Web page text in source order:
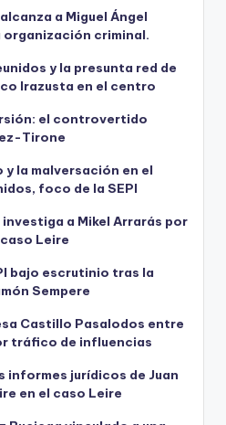
a Miguel Ángel
criminal.
y la presunta red de
Irazusta en el centro
el controvertido
Tirone
la malversación en el
foco de la SEPI
a Mikel Arrarás por
Leire
bajo escrutinio tras la
Sempere
Castillo Pasalodos entre
tráfico de influencias
informes jurídicos de Juan
en el caso Leire